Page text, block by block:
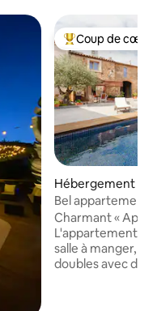
appréciés Coups de cœur
Coup de cœur
Hébergement ⋅
Bel appartement
Charmant «
L'appartement
salle à manger,
doubles avec